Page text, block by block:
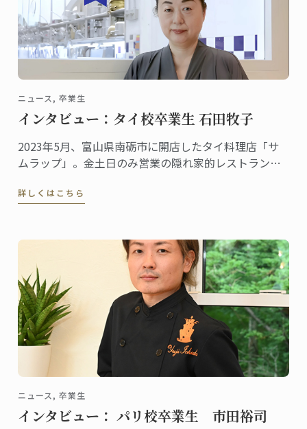
ニュース, 卒業生
インタビュー：タイ校卒業生 石田牧子
2023年5月、富山県南砺市に開店したタイ料理店「サ
ムラップ」。金土日のみ営業の隠れ家的レストランに
既に評判、地元客はもちろん、遠くから足を延ばす人
詳しくはこちら
ニュース, 卒業生
インタビュー： パリ校卒業生 市田裕司